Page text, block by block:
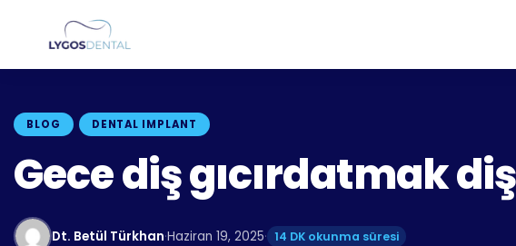
BLOG DENTAL IMPLANT
Gece diş gıcırdatmak
Dt. Betül Türkhan·Haziran 19, 2025· 14 DK okunma süresi